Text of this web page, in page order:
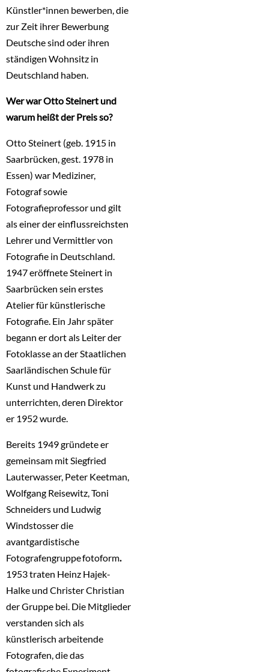
Künstler*innen bewerben, die
zur Zeit ihrer Bewerbung
Deutsche sind oder ihren
ständigen Wohnsitz in
Deutschland haben.
Wer war Otto Steinert und
warum heißt der Preis so?
Otto Steinert (geb. 1915 in
Saarbrücken, gest. 1978 in
Essen) war Mediziner,
Fotograf sowie
Fotografieprofessor und gilt
als einer der einflussreichsten
Lehrer und Vermittler von
Fotografie in Deutschland.
1947 eröffnete Steinert in
Saarbrücken sein erstes
Atelier für künstlerische
Fotografie. Ein Jahr später
begann er dort als Leiter der
Fotoklasse an der Staatlichen
Saarländischen Schule für
Kunst und Handwerk zu
unterrichten, deren Direktor
er 1952 wurde.
Bereits 1949 gründete er
gemeinsam mit Siegfried
Lauterwasser, Peter Keetman,
Wolfgang Reisewitz, Toni
Schneiders und Ludwig
Windstosser die
avantgardistische
Fotografengruppe fotoform.
1953 traten Heinz Hajek-
Halke und Christer Christian
der Gruppe bei. Die Mitglieder
verstanden sich als
künstlerisch arbeitende
Fotografen, die das